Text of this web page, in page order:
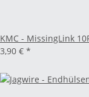
KMC - MissingLink
3,90 € *